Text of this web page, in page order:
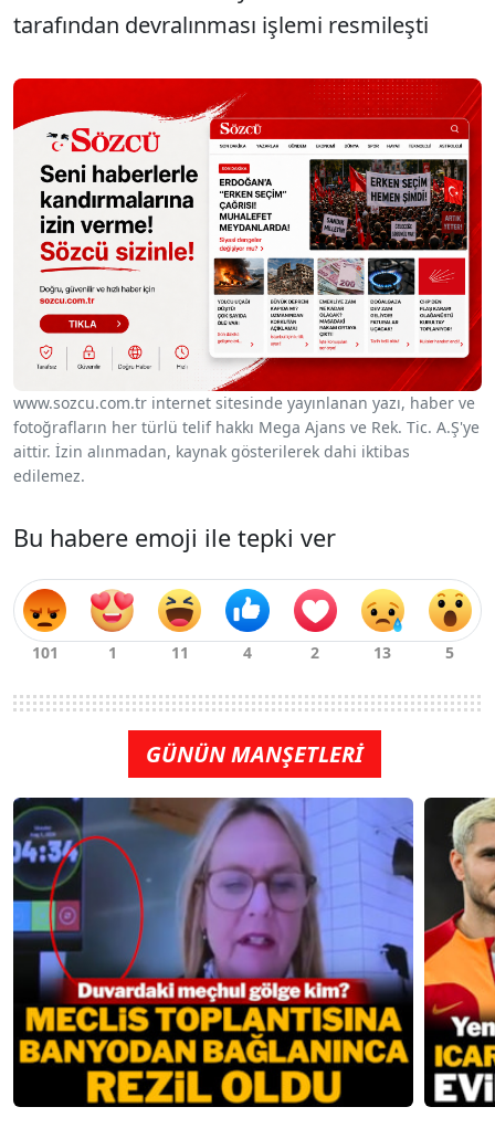
tarafından devralınması işlemi resmileşti
www.sozcu.com.tr internet sitesinde yayınlanan yazı, haber ve
fotoğrafların her türlü telif hakkı Mega Ajans ve Rek. Tic. A.Ş'ye
aittir. İzin alınmadan, kaynak gösterilerek dahi iktibas
edilemez.
Bu habere emoji ile tepki ver
GÜNÜN MANŞETLERİ